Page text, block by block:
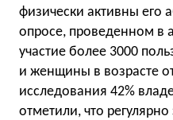
физически активны его
опросе, проведенном в
участие более 3000
и женщины в возрасте
исследования 42%
отметили, что